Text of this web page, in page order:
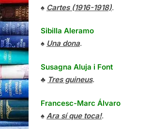
♠ Cartes (1916-1918).
Sibilla Aleramo
♠ Una dona.
Susagna Aluja i Font
♣ Tres guineus.
Francesc-Marc Álvaro
♠ Ara sí que toca!.